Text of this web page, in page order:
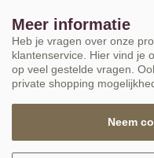
Meer informatie
Heb je vragen over onze
klantenservice. Hier vind je
op veel gestelde vragen.
private shopping
Neem